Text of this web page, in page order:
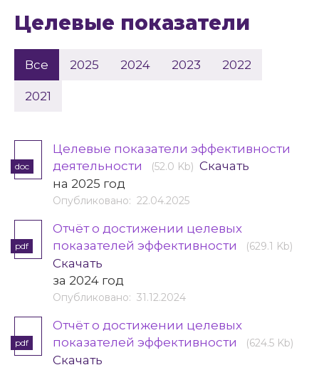
Целевые показатели
Все 2025 2024 2023 2022
2021
doc
Целевые показатели эффективности
деятельности
(52.0 Kb) Скачать
на 2025 год
Опубликовано: 22.04.2025
pdf
Отчёт о достижении целевых
показателей эффективности
(629.1 Kb)
Скачать
за 2024 год
Опубликовано: 31.12.2024
pdf
Отчёт о достижении целевых
показателей эффективности
(624.5 Kb)
Скачать